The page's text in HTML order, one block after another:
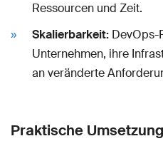
Ressourcen und Zeit.
Skalierbarkeit: DevOps-
Unternehmen, ihre
an veränderte
Praktische